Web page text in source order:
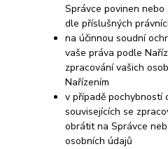
Správce povinen
dle příslušných
na účinnou soudní
vaše práva podle
zpracování vašich
Nařízením
v případě pochybností
souvisejících se
obrátit na Správce
osobních údajů